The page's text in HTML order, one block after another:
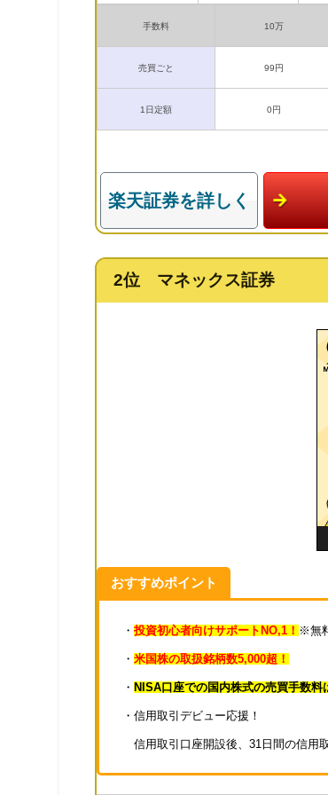
手数料 10万
売買ごと 99円
1日定額 0円
楽天証券を詳しく
2位 マネックス証券
おすすめポイント
・ 投資初心者向けサポートNO,1！ ※無
・ 米国株の取扱銘柄数5,000超！
・ NISA口座での国内株式の売買手数
・信用取引デビュー応援！
信用取引口座開設後、31日間の信用